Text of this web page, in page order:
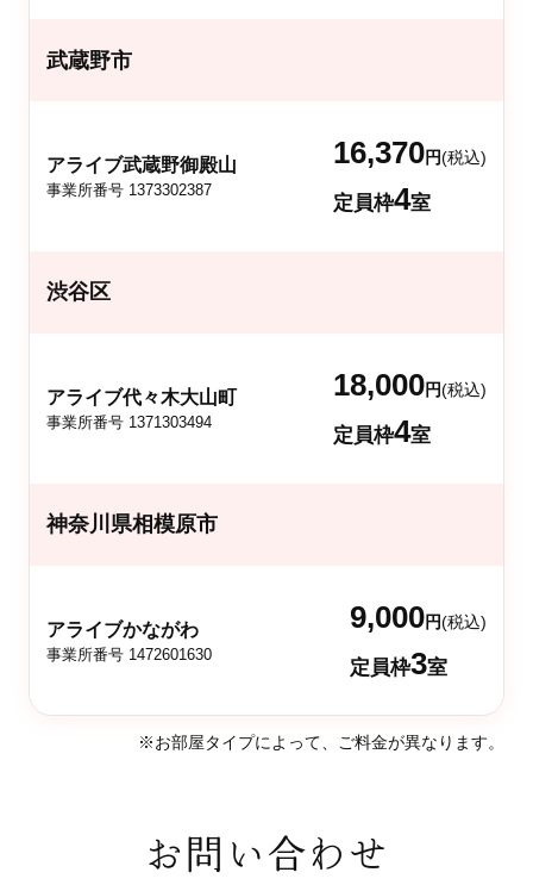
武蔵野市
アライブ武蔵野御殿山
事業所番号 1373302387
16,370円(税込)
定員枠4室
渋谷区
アライブ代々木大山町
事業所番号 1371303494
18,000円(税込)
定員枠4室
神奈川県相模原市
アライブかながわ
事業所番号 1472601630
9,000円(税込)
定員枠3室
※お部屋タイプによって、ご料金が異なります。
お問い合わせ